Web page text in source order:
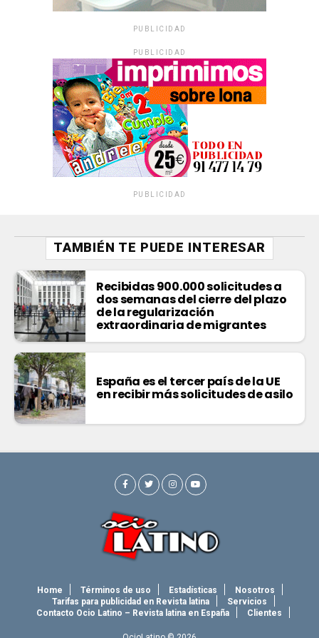
PUBLICIDAD
PUBLICIDAD
PUBLICIDAD
TAMBIÉN TE PUEDE INTERESAR
Recibidas 900.000 solicitudes a
dos semanas del cierre del plazo
de la regularización
extraordinaria de migrantes
España es el tercer país de la UE
en recibir más solicitudes de asilo
Home Términos de uso Estadísticas
Nosotros
Tarifas para publicidad en Revista latina
Servicios
Contacto Ocio Latino – Revista latina en España
Clientes